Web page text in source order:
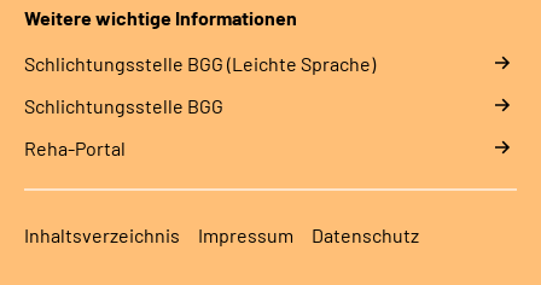
Weitere wichtige Informationen
Schlich­tungs­stel­le BGG (Leichte Sprache)
Schlich­tungs­stel­le BGG
Reha-Portal
Inhaltsverzeichnis Impressum Datenschutz